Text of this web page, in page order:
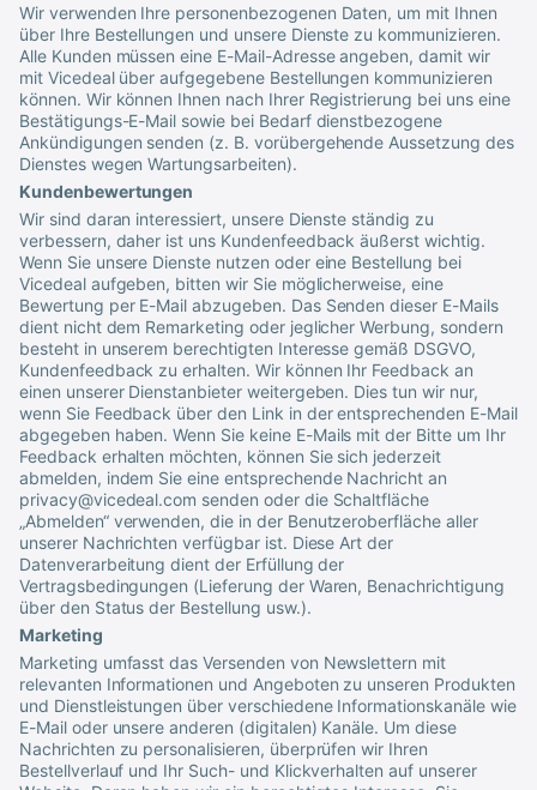
Wir verwenden Ihre personenbezogenen Daten, um mit Ihnen
über Ihre Bestellungen und unsere Dienste zu kommunizieren.
Alle Kunden müssen eine E-Mail-Adresse angeben, damit wir
mit Vicedealüber aufgegebene Bestellungen kommunizieren
können. Wir können Ihnen nach Ihrer Registrierung bei uns eine
Bestätigungs-E-Mail sowie bei Bedarf dienstbezogene
Ankündigungen senden (z. B. vorübergehende Aussetzung des
Dienstes wegen Wartungsarbeiten).
Kundenbewertungen
Wir sind daran interessiert, unsere Dienste ständig zu
verbessern, daher ist uns Kundenfeedback äußerst wichtig.
Wenn Sie unsere Dienste nutzen oder eine Bestellung bei
Vicedealaufgeben, bitten wir Sie möglicherweise, eine
Bewertung per E-Mail abzugeben. Das Senden dieser E-Mails
dient nicht dem Remarketing oder jeglicher Werbung, sondern
besteht in unserem berechtigten Interesse gemäß DSGVO,
Kundenfeedback zu erhalten. Wir können Ihr Feedback an
einen unserer Dienstanbieter weitergeben. Dies tun wir nur,
wenn Sie Feedback über den Link in der entsprechenden E-Mail
abgegeben haben. Wenn Sie keine E-Mails mit der Bitte um Ihr
Feedback erhalten möchten, können Sie sich jederzeit
abmelden, indem Sie eine entsprechende Nachricht an
privacy@vicedeal.com senden oder die Schaltfläche
„Abmelden“ verwenden, die in der Benutzeroberfläche aller
unserer Nachrichten verfügbar ist. Diese Art der
Datenverarbeitung dient der Erfüllung der
Vertragsbedingungen (Lieferung der Waren, Benachrichtigung
über den Status der Bestellung usw.).
Marketing
Marketing umfasst das Versenden von Newslettern mit
relevanten Informationen und Angeboten zu unseren Produkten
und Dienstleistungen über verschiedene Informationskanäle wie
E-Mail oder unsere anderen (digitalen) Kanäle. Um diese
Nachrichten zu personalisieren, überprüfen wir Ihren
Bestellverlauf und Ihr Such- und Klickverhalten auf unserer